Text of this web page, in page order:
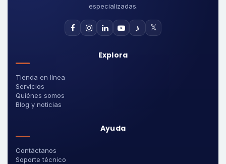
especializadas.
♪ 𝕏
Explora
Tienda en línea
Servicios
Quiénes somos
Blog y noticias
Ayuda
Contáctanos
Soporte técnico